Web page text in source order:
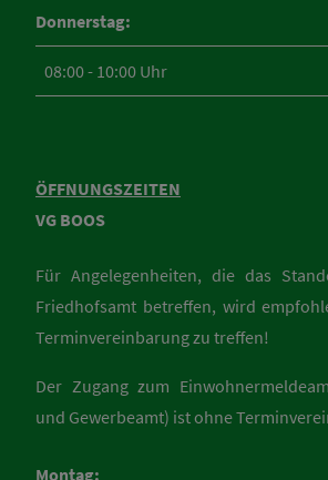
Donnerstag:
08:00 - 10:00 Uhr
ÖFFNUNGSZEITEN
VG BOOS
Für Angelegenheiten, die das
Friedhofsamt betreffen, wird
Terminvereinbarung zu treffen!
Der Zugang zum
und Gewerbeamt) ist ohne
Montag: